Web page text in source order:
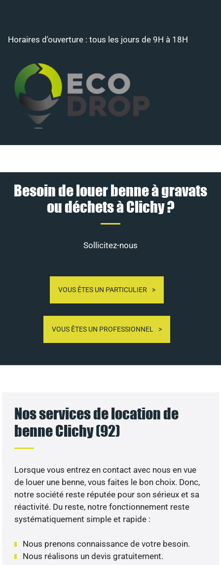
Horaires d'ouverture : tous les jours de 9H à 18H
Besoin de louer benne à gravats
ou déchets à Clichy ?
Sollicitez-nous
VOUS ÊTES UN PARTICULIER
VOUS ÊTES UN PROFESSIONNEL
Nos services de location de
benne Clichy (92)
Lorsque vous entrez en contact avec nous en vue
de louer une benne, vous faites le bon choix. Donc,
notre société reste réputée pour son sérieux et sa
réactivité. Du reste, notre fonctionnement reste
systématiquement simple et rapide :
Nous prenons connaissance de votre besoin.
Nous réalisons un devis gratuitement.